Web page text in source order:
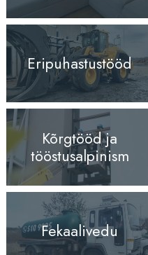
Eripuhastustööd
Kõrgtööd ja
tööstusalpinism
Fekaalivedu